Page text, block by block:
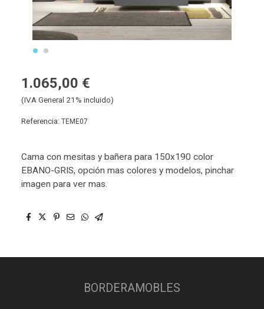
1.065,00 €
(IVA General 21% incluido)
Referencia: TEME07
Cama con mesitas y bañera para 150x190 color
EBANO-GRIS, opción mas colores y modelos, pinchar
imagen para ver mas.
BORDERAMOBLES